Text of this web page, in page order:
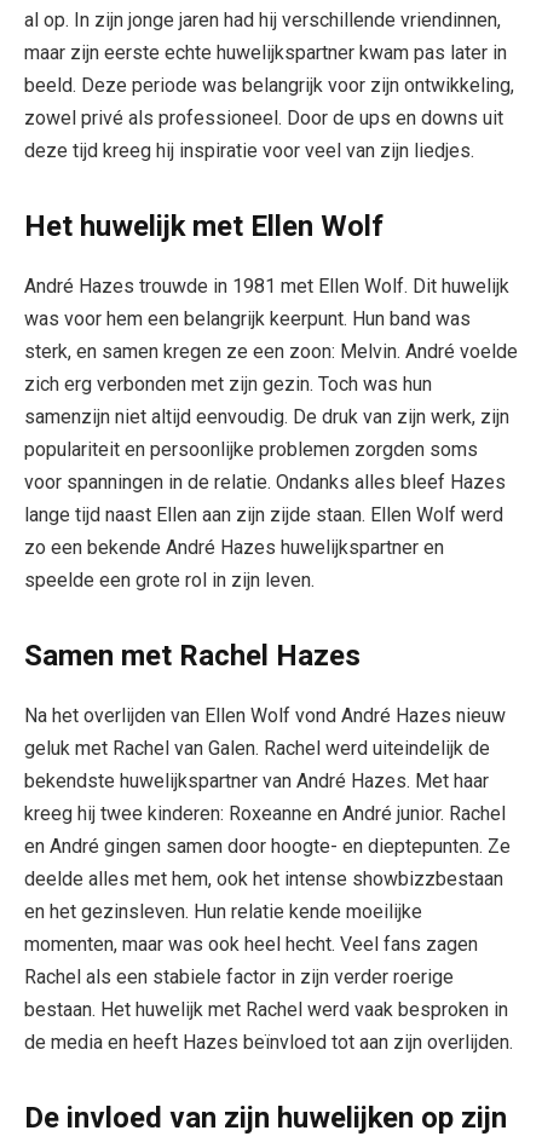
al op. In zijn jonge jaren had hij verschillende vriendinnen,
maar zijn eerste echte huwelijkspartner kwam pas later in
beeld. Deze periode was belangrijk voor zijn ontwikkeling,
zowel privé als professioneel. Door de ups en downs uit
deze tijd kreeg hij inspiratie voor veel van zijn liedjes.
Het huwelijk met Ellen Wolf
André Hazes trouwde in 1981 met Ellen Wolf. Dit huwelijk
was voor hem een belangrijk keerpunt. Hun band was
sterk, en samen kregen ze een zoon: Melvin. André voelde
zich erg verbonden met zijn gezin. Toch was hun
samenzijn niet altijd eenvoudig. De druk van zijn werk, zijn
populariteit en persoonlijke problemen zorgden soms
voor spanningen in de relatie. Ondanks alles bleef Hazes
lange tijd naast Ellen aan zijn zijde staan. Ellen Wolf werd
zo een bekende André Hazes huwelijkspartner en
speelde een grote rol in zijn leven.
Samen met Rachel Hazes
Na het overlijden van Ellen Wolf vond André Hazes nieuw
geluk met Rachel van Galen. Rachel werd uiteindelijk de
bekendste huwelijkspartner van André Hazes. Met haar
kreeg hij twee kinderen: Roxeanne en André junior. Rachel
en André gingen samen door hoogte- en dieptepunten. Ze
deelde alles met hem, ook het intense showbizzbestaan
en het gezinsleven. Hun relatie kende moeilijke
momenten, maar was ook heel hecht. Veel fans zagen
Rachel als een stabiele factor in zijn verder roerige
bestaan. Het huwelijk met Rachel werd vaak besproken in
de media en heeft Hazes beïnvloed tot aan zijn overlijden.
De invloed van zijn huwelijken op zijn